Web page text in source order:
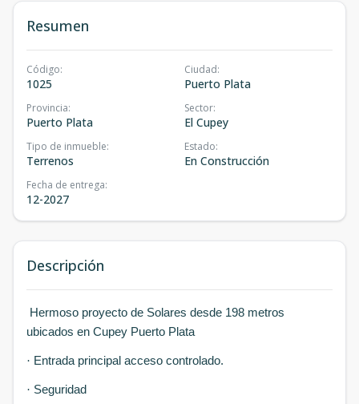
Resumen
Código:
1025
Ciudad:
Puerto Plata
Provincia:
Puerto Plata
Sector:
El Cupey
Tipo de inmueble:
Terrenos
Estado:
En Construcción
Fecha de entrega:
12-2027
Descripción
Hermoso proyecto de Solares desde 198 metros
ubicados en Cupey Puerto Plata
· Entrada principal acceso controlado.
· Seguridad